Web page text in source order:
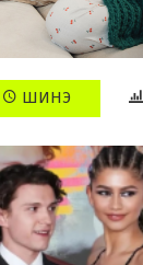
ШИНЭ